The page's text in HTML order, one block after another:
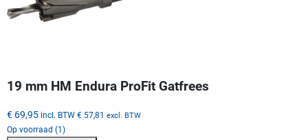
19 mm HM Endura ProFit Gatfrees
€ 69,95 incl. BTW € 57,81 excl. BTW
Op voorraad (1)